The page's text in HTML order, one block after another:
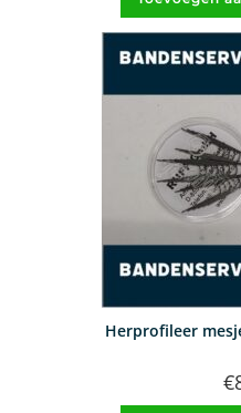
Herprofileer
€